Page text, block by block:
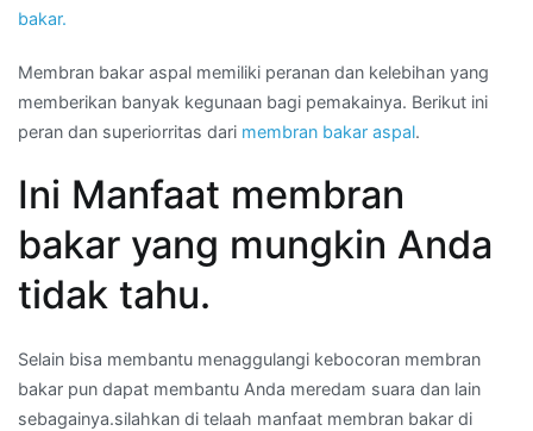
bakar.
Membran bakar aspal memiliki peranan dan kelebihan yang
memberikan banyak kegunaan bagi pemakainya. Berikut ini
peran dan superiorritas dari membran bakar aspal.
Ini Manfaat membran
bakar yang mungkin Anda
tidak tahu.
Selain bisa membantu menaggulangi kebocoran membran
bakar pun dapat membantu Anda meredam suara dan lain
sebagainya.silahkan di telaah manfaat membran bakar di